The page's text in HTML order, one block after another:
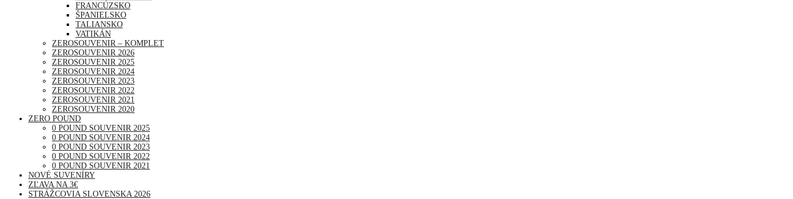
FRANCÚZSKO
ŠPANIELSKO
TALIANSKO
VATIKÁN
ZEROSOUVENIR – KOMPLET
ZEROSOUVENIR 2026
ZEROSOUVENIR 2025
ZEROSOUVENIR 2024
ZEROSOUVENIR 2023
ZEROSOUVENIR 2022
ZEROSOUVENIR 2021
ZEROSOUVENIR 2020
ZERO POUND
0 POUND SOUVENIR 2025
0 POUND SOUVENIR 2024
0 POUND SOUVENIR 2023
0 POUND SOUVENIR 2022
0 POUND SOUVENIR 2021
NOVÉ SUVENÍRY
ZĽAVA NA 3€
STRÁŽCOVIA SLOVENSKA 2026